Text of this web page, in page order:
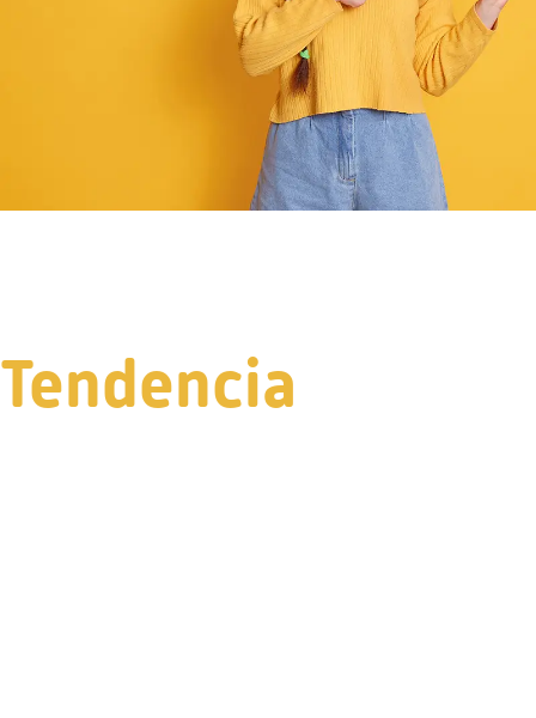
Tendencia